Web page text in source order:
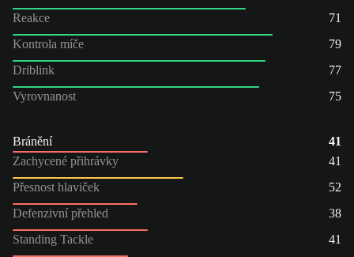
Reakce
71
Kontrola míče
79
Driblink
77
Vyrovnanost
75
Bránění
41
Zachycené přihrávky
41
Přesnost hlaviček
52
Defenzivní přehled
38
Standing Tackle
41